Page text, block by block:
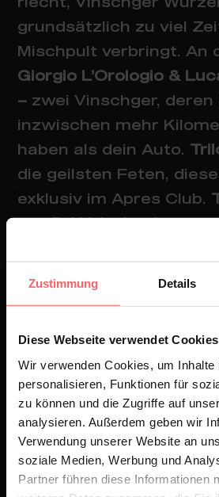
Zustimmung Details
Diese Webseite verwendet Cookies
Wir verwenden Cookies, um Inhalte
personalisieren, Funktionen für
zu können und die Zugriffe auf
analysieren. Außerdem geben wir
Verwendung unserer Website an
soziale Medien, Werbung und
Partner führen diese Informationen
grundsätzlich zu viel
Mischpult verbringt. An
Giorgio L’Orologio &
– zwei Vinschger,
inzwischen mehr
haben als dein Auto.
die geilsten Feten,
exklusiv im Apres Club.
akaDJ Veloziped-die
schlechthin. Schon